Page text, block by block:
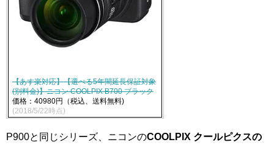
【あす楽対応】【選べる5年間延長保証対象
(別料金)】ニコン COOLPIX B700 ブラック
価格：40980円（税込、送料無料)
(2018/5/22時点)
P900と同じシリーズ、ニコンのCOOLPIX クールピクスの